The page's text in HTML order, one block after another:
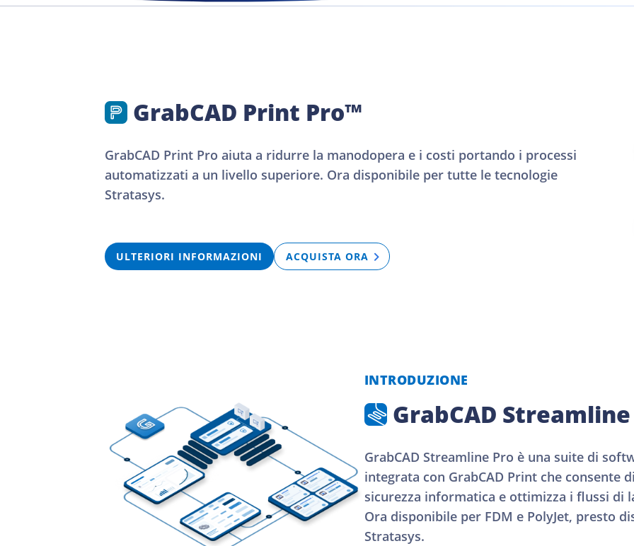
GrabCAD Print Pro™
GrabCAD Print Pro aiuta a ridurre la manodopera e i costi portando i processi
automatizzati a un livello superiore. Ora disponibile per tutte le tecnologie
Stratasys.
ULTERIORI INFORMAZIONI ACQUISTA ORA
INTRODUZIONE
GrabCAD
GrabCAD Streamline Pro è una suite di
integrata con GrabCAD Print che consente
sicurezza informatica e ottimizza i flussi di
Ora disponibile per FDM e PolyJet, presto
Stratasys.